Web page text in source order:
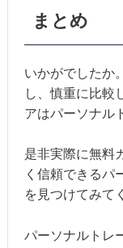
まとめ
いかがでしたか
し、慎重に比較
アはパーソナル
是非実際に無料
く信頼できるパ
を見つけてみて
パーソナルトレ